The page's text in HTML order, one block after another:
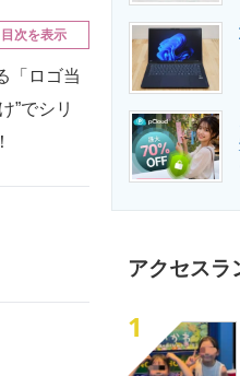
目次を表示
「ロゴ当
”でシリ
アクセスラ
1